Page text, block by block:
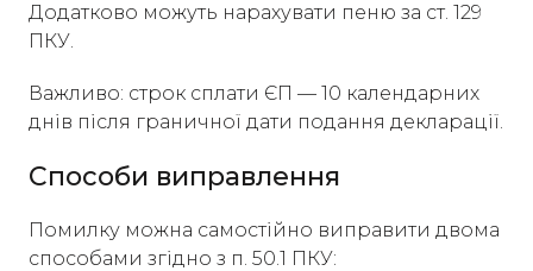
Додатково можуть нарахувати пеню за ст. 129
ПКУ.
Важливо: строк сплати ЄП — 10 календарних
днів після граничної дати подання декларації.
Способи виправлення
Помилку можна самостійно виправити двома
способами згідно з п. 50.1 ПКУ: